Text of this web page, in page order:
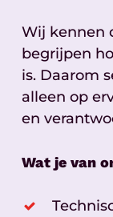
Wij kennen
begrijpen
is. Daarom
alleen op
en
Wat je van